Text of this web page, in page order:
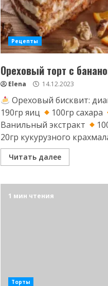
Рецепты
Ореховый торт с
Elena 14.12.2023
Ореховый бисквит:
190гр яиц
100гр сахара
Ванильный экстракт
20гр кукурузного
Читать далее
1 мин чтения
Торты